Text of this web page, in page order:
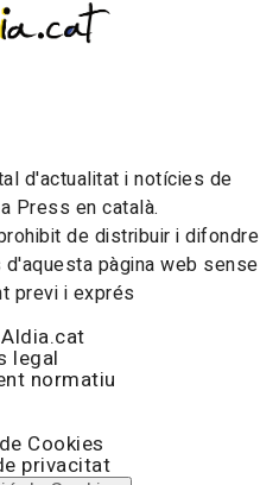
d'actualitat i notícies de
Press en català.
de distribuir i difondre
pàgina web sense
previ i exprés
legal
normatiu
Cookies
privacitat